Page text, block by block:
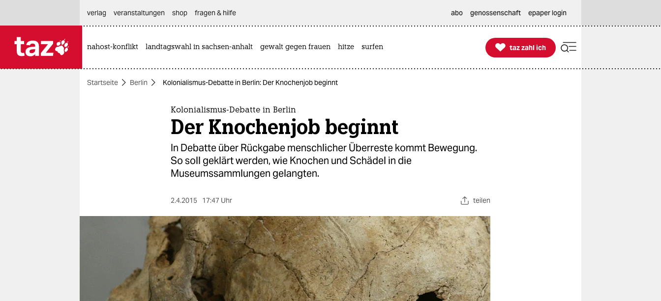
themen
verlag
verlag
veranstaltungen shop fragen & hilfe abo genossenschaft epaper login
nahost-konflikt landtagswahl in sachsen-anhalt gewalt gegen frauen hitze surfen 
taz zahl ich
taz zahl ich
Startseite Berlin Kolonialismus-Debatte in Berlin: Der Knochenjob beginnt
Kolonialismus-Debatte in Berlin
Der Knochenjob beginnt
In Debatte über Rückgabe menschlicher Überreste kommt Bewegung.
So soll geklärt werden, wie Knochen und Schädel in die
Museumssammlungen gelangten.
2.4.2015 17:47 Uhr teilen